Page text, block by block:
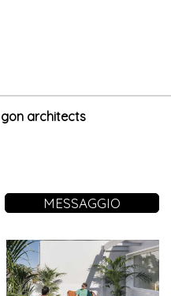
gon architects
MESSAGGIO